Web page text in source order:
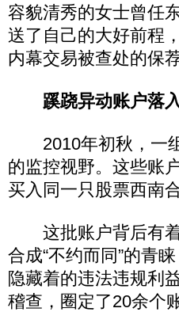
容貌清秀的女士曾任
送了自己的大好前程
内幕交易被查处的保
蹊跷异动账户落
2010年初秋，一组
的监控视野。这些账
买入同一只股票西南
这批账户背后有着
合成“不约而同”的青
隐藏着的违法违规利
稽查，圈定了20余个